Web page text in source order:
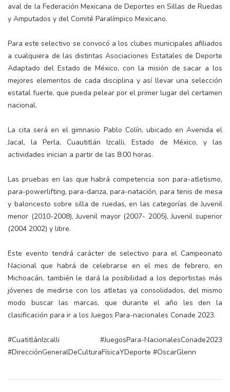
aval de la Federación Mexicana de Deportes en Sillas de Ruedas
y Amputados y del Comité Paralímpico Mexicano.
Para este selectivo se convocó a los clubes municipales afiliados
a cualquiera de las distintas Asociaciones Estatales de Deporte
Adaptado del Estado de México, con la misión de sacar a los
mejores elementos de cada disciplina y así llevar una selección
estatal fuerte, que pueda pelear por el primer lugar del certamen
nacional.
La cita será en el gimnasio Pablo Colín, ubicado en Avenida el
Jacal, la Perla, Cuautitlán Izcalli, Estado de México, y las
actividades inician a partir de las 8:00 horas.
Las pruebas en las que habrá competencia son para-atletismo,
para-powerlifting, para-danza, para-natación, para tenis de mesa
y baloncesto sobre silla de ruedas, en las categorías de Juvenil
menor (2010-2008), Juvenil mayor (2007- 2005), Juvenil superior
(2004 2002) y libre.
Este evento tendrá carácter de selectivo para el Campeonato
Nacional que habrá de celebrarse en el mes de febrero, en
Michoacán, también le dará la posibilidad a los deportistas más
jóvenes de medirse con los atletas ya consolidados, del mismo
modo buscar las marcas, que durante el año les den la
clasificación para ir a los Juegos Para-nacionales Conade 2023.
#CuatitlánIzcalli #JuegosPara-NacionalesConade2023
#DirecciónGeneralDeCulturaFísicaYDeporte #OscarGlenn